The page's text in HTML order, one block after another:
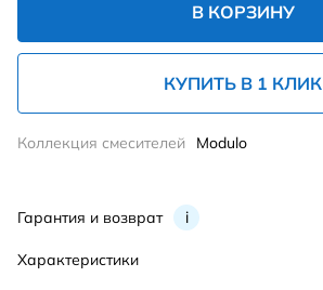
В КОРЗИНУ
КУПИТЬ В 1 КЛИК
Гарантия и возврат i
Коллекция смесителей Modulo
Характеристики